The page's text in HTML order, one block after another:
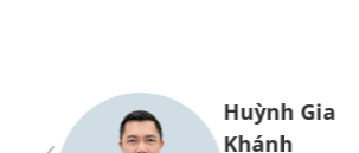
Huỳnh Gia
Khánh